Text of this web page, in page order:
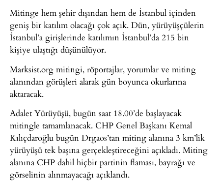
Mitinge hem şehir dışından hem de İstanbul içinden
geniş bir katılım olacağı çok açık. Dün, yürüyüşçülerin
İstanbul’a girişlerinde katılımın İstanbul’da 215 bin
kişiye ulaştığı düşünülüyor.
Marksist.org mitingi, röportajlar, yorumlar ve miting
alanından görüşleri alarak gün boyunca okurlarına
aktaracak.
Adalet Yürüyüşü, bugün saat 18.00’de başlayacak
mitingle tamamlanacak. CHP Genel Başkanı Kemal
Kılıçdaroğlu bugün Drgaos’tan miting alanına 3 km’lik
yürüyüşü tek başına gerçekleştireceğini açıkladı. Miting
alanına CHP dahil hiçbir partinin flaması, bayrağı ve
görselinin alınmayacağı açıklandı.